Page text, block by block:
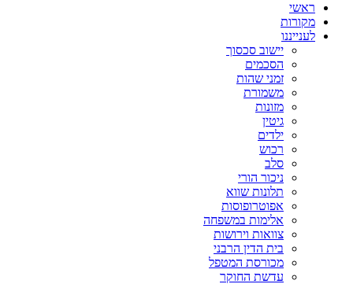
ראשי
מקורות
לענייננו
יישוב סכסוך
הסכמים
זמני שהות
משמורת
מזונות
גיטין
ילדים
רכוש
סלב
ניכור הורי
תלונות שווא
אפוטרופוסות
אלימות במשפחה
צוואות וירושות
בית הדין הרבני
מכורסת המטפל
עדשת החוקר